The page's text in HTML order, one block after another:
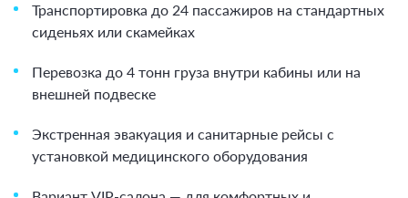
Транспортировка до 24 пассажиров на стандартных
сиденьях или скамейках
Перевозка до 4 тонн груза внутри кабины или на
внешней подвеске
Экстренная эвакуация и санитарные рейсы с
установкой медицинского оборудования